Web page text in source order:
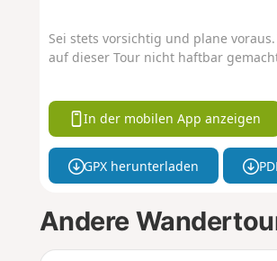
Sei stets vorsichtig und plane
auf dieser Tour nicht haftbar
In der mobilen App anzeigen
GPX herunterladen
Andere